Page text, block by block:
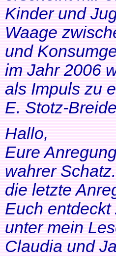
Kinder und
Waage
und
im Jahr 2006
als Impuls zu
E. Stotz-
Hallo,
Eure
wahrer
die letzte
Euch
unter mein
Claudia und